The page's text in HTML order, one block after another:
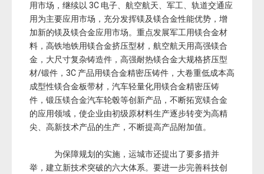
用市场，继续以 3C 电子、航空航天、军工、轨道交通应
用为主要应用市场，充分发挥镁及镁合金性能优势，增
加新的镁及镁合金应用市场。重点发展军工用镁合金材
料，高铁地铁用镁合金挤压型材，航空航天用高强镁合
金，大尺寸复杂铸造件，高强耐热镁合金大规格挤压型
材/锻件，3C 产品用镁合金精密压铸件，大卷重低成本高
成型性镁合金板带材，汽车轻量化用镁合金精密压铸
件，锻压镁合金汽车轮毂等创新产品，不断拓宽镁合金
的应用领域，使企业由初级原材料生产逐步转变为高精
尖、高新技术产品的生产，不断提高产品附加值。
为保障规划的实施，运城市还提出了要多措并
举，建立新技术突破的六大体系。要进一步完善科技创